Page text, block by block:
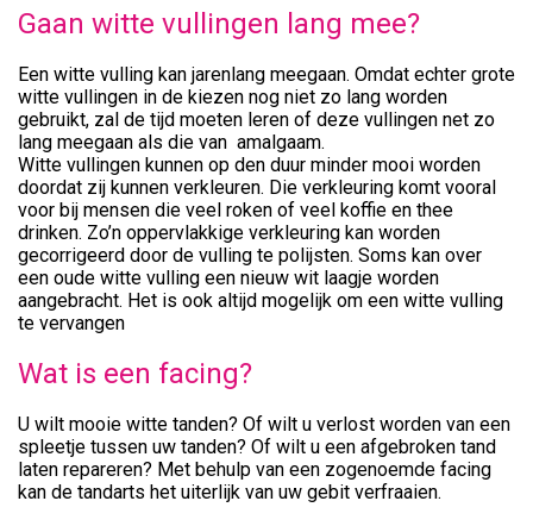
Gaan witte vullingen lang mee?
Een witte vulling kan jarenlang meegaan. Omdat echter grote
witte vullingen in de kiezen nog niet zo lang worden
gebruikt, zal de tijd moeten leren of deze vullingen net zo
lang meegaan als die van amalgaam.
Witte vullingen kunnen op den duur minder mooi worden
doordat zij kunnen verkleuren. Die verkleuring komt vooral
voor bij mensen die veel roken of veel koffie en thee
drinken. Zo’n oppervlakkige verkleuring kan worden
gecorrigeerd door de vulling te polijsten. Soms kan over
een oude witte vulling een nieuw wit laagje worden
aangebracht. Het is ook altijd mogelijk om een witte vulling
te vervangen
Wat is een facing?
U wilt mooie witte tanden? Of wilt u verlost worden van een
spleetje tussen uw tanden? Of wilt u een afgebroken tand
laten repareren? Met behulp van een zogenoemde facing
kan de tandarts het uiterlijk van uw gebit verfraaien.